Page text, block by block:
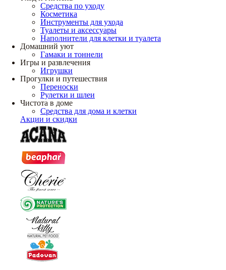
Средства по уходу
Косметика
Инструменты для ухода
Туалеты и аксессуары
Наполнители для клетки и туалета
Домашний уют
Гамаки и тоннели
Игры и развлечения
Игрушки
Прогулки и путешествия
Переноски
Рулетки и шлеи
Чистота в доме
Средства для дома и клетки
Акции и скидки